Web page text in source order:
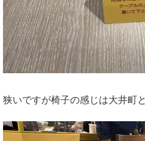
狭いですが椅子の感じは大井町